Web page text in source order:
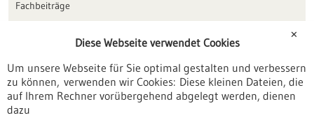
Fachbeiträge
Veranstaltungen
Erscheinungsdatum
✕
Diese Webseite verwendet Cookies
Um unsere Webseite für Sie optimal gestalten und verbessern
zu können, verwenden wir Cookies: Diese kleinen Dateien, die
auf Ihrem Rechner vorübergehend abgelegt werden, dienen
dazu